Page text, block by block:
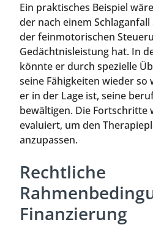
Ein praktisches Beispiel
der nach einem
der feinmotorischen
Gedächtnisleistung hat. In
könnte er durch spezielle
seine Fähigkeiten wieder so
er in der Lage ist, seine
bewältigen. Die Fortschritte
evaluiert, um den
anzupassen.
Rechtliche
Finanzierung